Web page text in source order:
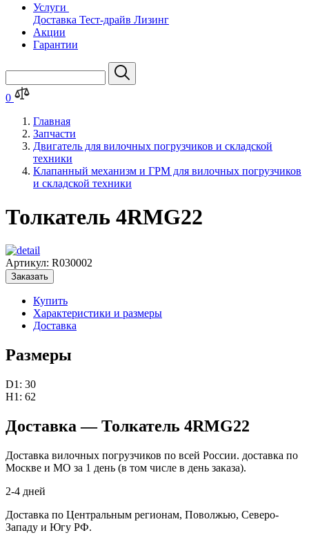
Услуги
Доставка Тест-драйв Лизинг
Акции
Гарантии
0
Главная
Запчасти
Двигатель для вилочных погрузчиков и складской
техники
Клапанный механизм и ГРМ для вилочных погрузчиков
и складской техники
Толкатель 4RMG22
Артикул: R030002
Заказать
Купить
Характеристики и размеры
Доставка
Размеры
D1: 30
H1: 62
Доставка — Толкатель 4RMG22
Доставка вилочных погрузчиков по всей России. доставка по
Москве и МО за 1 день (в том числе в день заказа).
2-4 дней
Доставка по Центральным регионам, Поволжью, Северо-
Западу и Югу РФ.